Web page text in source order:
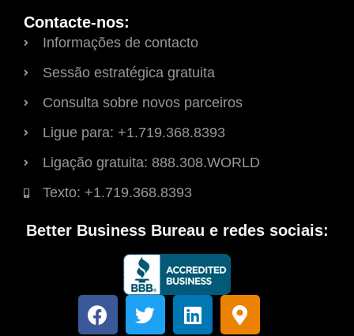
Contacte-nos:
Informações de contacto
Sessão estratégica gratuita
Consulta sobre novos parceiros
Ligue para: +1.719.368.8393
Ligação gratuita: 888.308.WORLD
Texto: +1.719.368.8393
Better Business Bureau e redes sociais:
F
a
T
w
L
i
M
a